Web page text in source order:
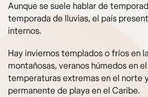
Aunque se suele hablar de
temporada de lluvias, el país
internos.
Hay inviernos templados o fríos en
montañosas, veranos húmedos en el
temperaturas extremas en el norte
permanente de playa en el Caribe.